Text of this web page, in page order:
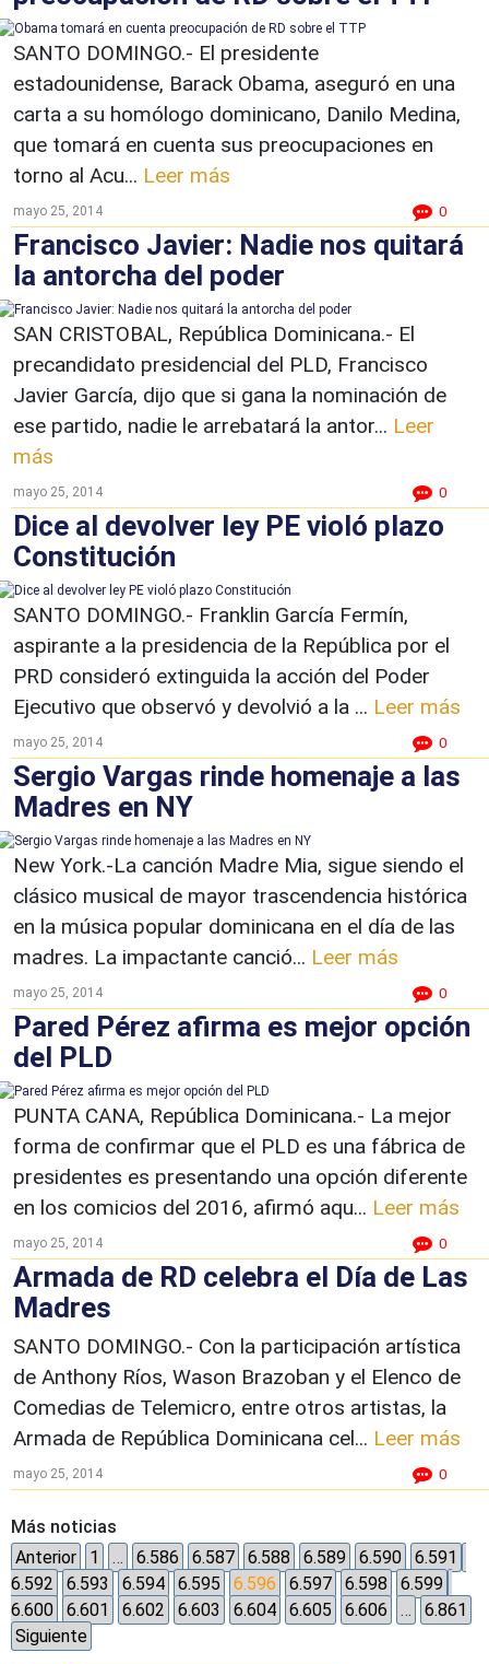
SANTO DOMINGO.- El presidente
estadounidense, Barack Obama, aseguró en una
carta a su homólogo dominicano, Danilo Medina,
que tomará en cuenta sus preocupaciones en
torno al Acu... Leer más
mayo 25, 2014 0
Francisco Javier: Nadie nos quitará
la antorcha del poder
SAN CRISTOBAL, República Dominicana.- El
precandidato presidencial del PLD, Francisco
Javier García, dijo que si gana la nominación de
ese partido, nadie le arrebatará la antor... Leer
más
mayo 25, 2014 0
Dice al devolver ley PE violó plazo
Constitución
SANTO DOMINGO.- Franklin García Fermín,
aspirante a la presidencia de la República por el
PRD consideró extinguida la acción del Poder
Ejecutivo que observó y devolvió a la ... Leer más
mayo 25, 2014 0
Sergio Vargas rinde homenaje a las
Madres en NY
New York.-La canción Madre Mia, sigue siendo el
clásico musical de mayor trascendencia histórica
en la música popular dominicana en el día de las
madres. La impactante canció... Leer más
mayo 25, 2014 0
Pared Pérez afirma es mejor opción
del PLD
PUNTA CANA, República Dominicana.- La mejor
forma de confirmar que el PLD es una fábrica de
presidentes es presentando una opción diferente
en los comicios del 2016, afirmó aqu... Leer más
mayo 25, 2014 0
Armada de RD celebra el Día de Las
Madres
SANTO DOMINGO.- Con la participación artística
de Anthony Ríos, Wason Brazoban y el Elenco de
Comedias de Telemicro, entre otros artistas, la
Armada de República Dominicana cel... Leer más
mayo 25, 2014 0
Más noticias
Anterior
1 … 6.586 6.587 6.588 6.589 6.590
6.591
6.592
6.593 6.594 6.595 6.596 6.597 6.598
6.599
6.600
6.601 6.602 6.603 6.604 6.605 6.606 …
6.861
Siguiente